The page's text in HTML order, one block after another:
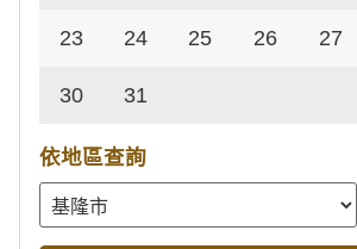
23 24 25 26 27
30 31
依地區查詢